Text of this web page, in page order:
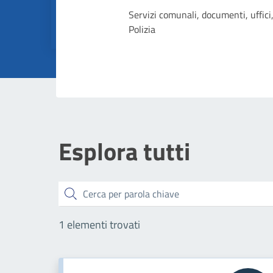
Dettagli
Servizi comunali, documenti,
Polizia
Esplora tutti
Cerca
1 elementi trovati